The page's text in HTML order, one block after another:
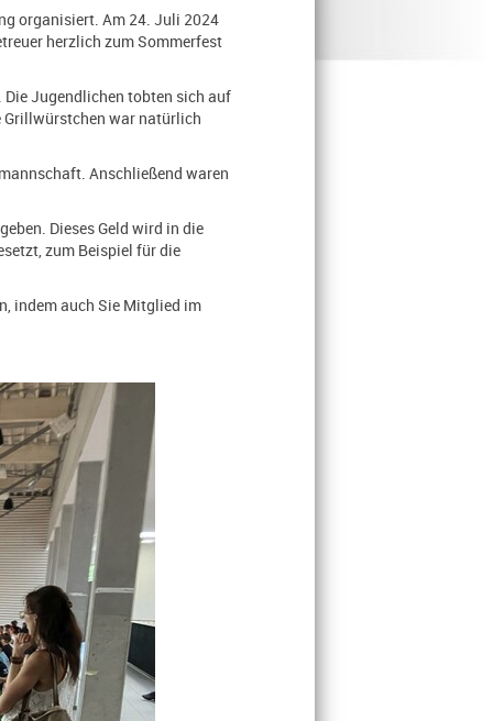
organisiert. Am 24. Juli 2024
herzlich zum Sommerfest
Jugendlichen tobten sich auf
Grillwürstchen war natürlich
Anschließend waren
Dieses Geld wird in die
zum Beispiel für die
indem auch Sie Mitglied im